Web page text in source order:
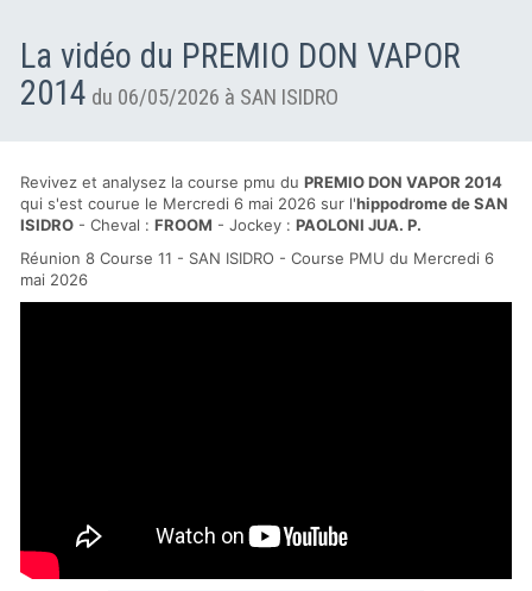
La vidéo du PREMIO DON VAPOR
2014 du 06/05/2026 à SAN ISIDRO
Revivez et analysez la course pmu du PREMIO DON VAPOR 2014
qui s'est courue le Mercredi 6 mai 2026 sur l'hippodrome de SAN
ISIDRO - Cheval : FROOM - Jockey : PAOLONI JUA. P.
Réunion 8 Course 11 - SAN ISIDRO - Course PMU du Mercredi 6
mai 2026